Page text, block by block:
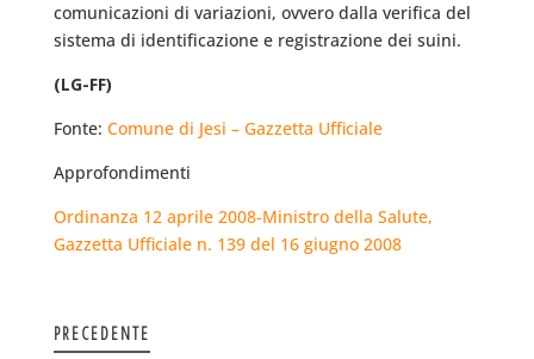
comunicazioni di variazioni, ovvero dalla verifica del
sistema di identificazione e registrazione dei suini.
(LG-FF)
Fonte: Comune di Jesi – Gazzetta Ufficiale
Approfondimenti
Ordinanza 12 aprile 2008-Ministro della Salute,
Gazzetta Ufficiale n. 139 del 16 giugno 2008
PRECEDENTE